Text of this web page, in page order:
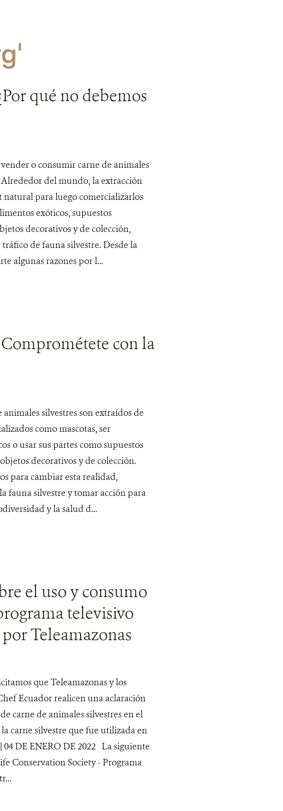
qué no debemos
vender o consumir carne de animales
del mundo, la extracción
natural para luego comercializarlos
exóticos, supuestos
decorativos y de colección,
de fauna silvestre. Desde la
algunas razones por l...
con la
animales silvestres son extraídos de
como mascotas, ser
o usar sus partes como supuestos
decorativos y de colección.
para cambiar esta realidad,
fauna silvestre y tomar acción para
y la salud d...
el uso y consumo
televisivo
Teleamazonas
que Teleamazonas y los
Ecuador realicen una aclaración
carne de animales silvestres en el
carne silvestre que fue utilizada en
DE ENERO DE 2022 La siguiente
Conservation Society - Programa